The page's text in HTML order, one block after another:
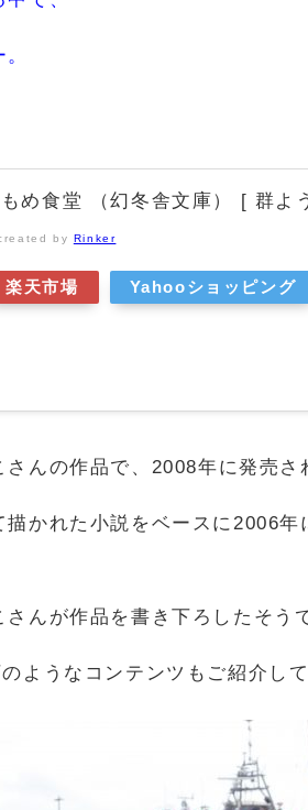
め食堂 （幻冬舎文庫） [ 群よ
by Rinker
楽天市場 Yahooショッピング
さんの作品で、2008年に発売さ
かれた小説をベースに 2006年
んが作品を書き下ろしたそう
ようなコンテンツもご紹介して